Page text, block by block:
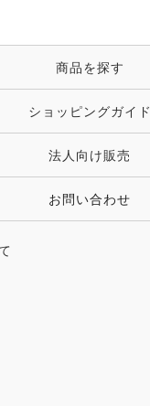
キーケース・革小物
・チャーム・ストラップ
ション雑貨
チ・コサージュ
サリー
商品を探す
ショッピングガイド
法人向け販売
お問い合わせ